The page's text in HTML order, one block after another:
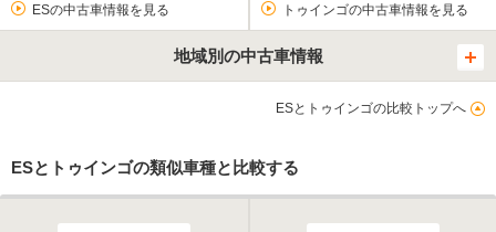
ESの中古車情報を見る トゥインゴの中古車情報を見る
地域別の中古車情報
ESとトゥインゴの比較トップへ
ESとトゥインゴの類似車種と比較する